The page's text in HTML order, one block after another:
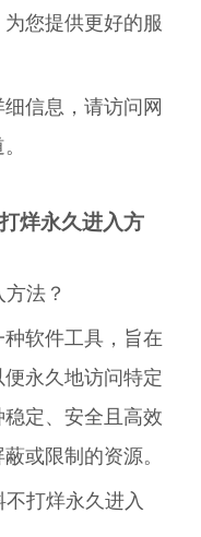
您提供更好的服
信息，请访问网
烊永久进入方
法？
软件工具，旨在
永久地访问特定
定、安全且高效
或限制的资源。
打烊永久进入